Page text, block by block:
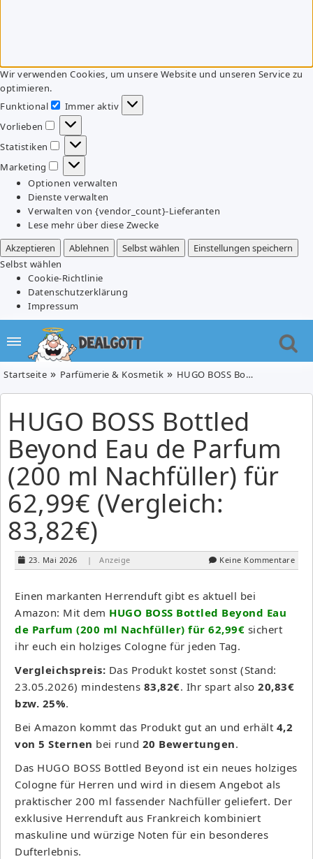
Wir verwenden Cookies, um unsere Website und unseren Service zu
optimieren.
Funktional
Funktional
Immer aktiv
Vorlieben
Vorlieben
Statistiken
Statistiken
Marketing
Marketing
Optionen verwalten
Dienste verwalten
Verwalten von {vendor_count}-Lieferanten
Lese mehr über diese Zwecke
Akzeptieren
Ablehnen Selbst wählen
Einstellungen speichern
Selbst wählen
Cookie-Richtlinie
Datenschutzerklärung
Impressum
Startseite Parfümerie & Kosmetik HUGO BOSS Bottled Beyond Eau de Parfum (200 ml Nachfüller) für 62,99€ (Vergleich: 83,82€)
HUGO BOSS Bottled
Beyond Eau de Parfum
(200 ml Nachfüller) für
62,99€ (Vergleich:
83,82€)
23. Mai 2026 | Anzeige Keine Kommentare
Einen markanten Herrenduft gibt es aktuell bei
Amazon: Mit dem HUGO BOSS Bottled Beyond Eau
de Parfum (200 ml Nachfüller) für 62,99€ sichert
ihr euch ein holziges Cologne für jeden Tag.
Vergleichspreis: Das Produkt kostet sonst (Stand:
23.05.2026) mindestens 83,82€. Ihr spart also 20,83€
bzw. 25%.
Bei Amazon kommt das Produkt gut an und erhält 4,2
von 5 Sternen bei rund 20 Bewertungen.
Das HUGO BOSS Bottled Beyond ist ein neues holziges
Cologne für Herren und wird in diesem Angebot als
praktischer 200 ml fassender Nachfüller geliefert. Der
exklusive Herrenduft aus Frankreich kombiniert
maskuline und würzige Noten für ein besonderes
Dufterlebnis.